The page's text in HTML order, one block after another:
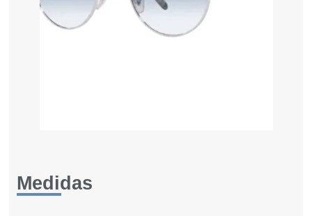
Medidas